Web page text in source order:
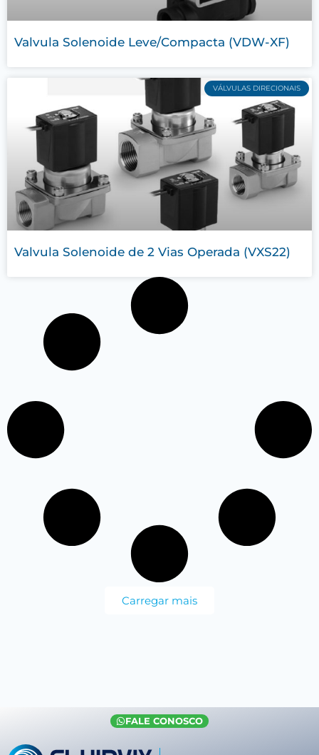
Valvula Solenoide Leve/Compacta (VDW-XF)
VÁLVULAS DIRECIONAIS
Valvula Solenoide de 2 Vias Operada (VXS22)
Carregar mais
FALE CONOSCO